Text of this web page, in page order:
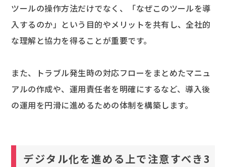
ツールの操作方法だけでなく、「なぜこのツールを導
入するのか」という目的やメリットを共有し、全社的
な理解と協力を得ることが重要です。
また、トラブル発生時の対応フローをまとめたマニュ
アルの作成や、運用責任者を明確にするなど、導入後
の運用を円滑に進めるための体制を構築します。
デジタル化を進める上で注意すべき3